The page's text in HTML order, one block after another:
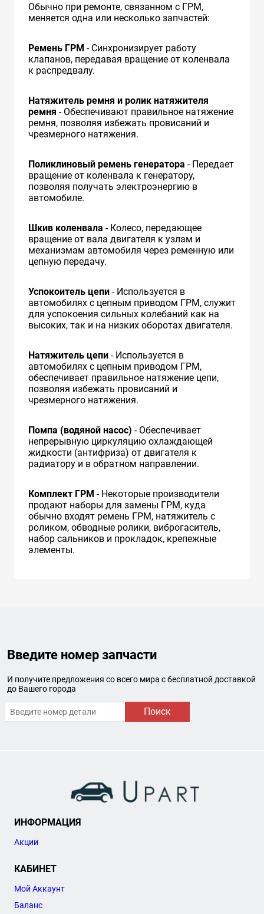
Обычно при ремонте, связанном с ГРМ,
меняется одна или несколько запчастей:
Ремень ГРМ - Синхронизирует работу
клапанов, передавая вращение от коленвала
к распредвалу.
Натяжитель ремня и ролик натяжителя
ремня - Обеспечивают правильное натяжение
ремня, позволяя избежать провисаний и
чрезмерного натяжения.
Поликлиновый ремень генератора - Передает
вращение от коленвала к генератору,
позволяя получать электроэнергию в
автомобиле.
Шкив коленвала - Колесо, передающее
вращение от вала двигателя к узлам и
механизмам автомобиля через ременную или
цепную передачу.
Успокоитель цепи - Используется в
автомобилях с цепным приводом ГРМ, служит
для успокоения сильных колебаний как на
высоких, так и на низких оборотах двигателя.
Натяжитель цепи - Используется в
автомобилях с цепным приводом ГРМ,
обеспечивает правильное натяжение цепи,
позволяя избежать провисаний и
чрезмерного натяжения.
Помпа (водяной насос) - Обеспечивает
непрерывную циркуляцию охлаждающей
жидкости (антифриза) от двигателя к
радиатору и в обратном направлении.
Комплект ГРМ - Некоторые производители
продают наборы для замены ГРМ, куда
обычно входят ремень ГРМ, натяжитель с
роликом, обводные ролики, виброгаситель,
набор сальников и прокладок, крепежные
элементы.
Введите номер запчасти
И получите предложения со всего мира с бесплатной доставкой
до Вашего города
Поиск
ИНФОРМАЦИЯ
Акции
КАБИНЕТ
Мой Аккаунт
Баланс